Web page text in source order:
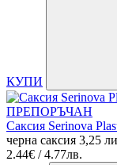
КУПИ
ПРЕПОРЪЧАН
Саксия Serinova
черна саксия 3,25
2.44€ / 4.77лв.